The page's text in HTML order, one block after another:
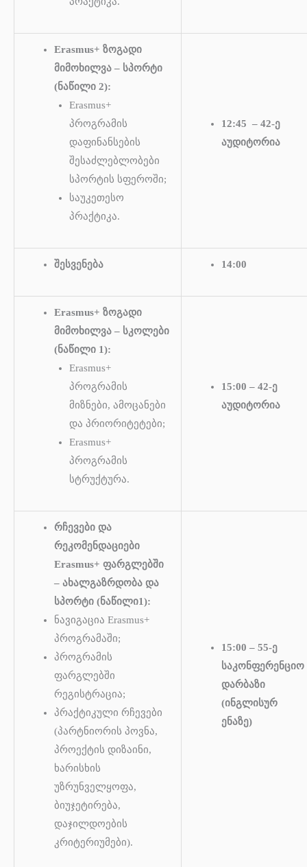
Erasmus+ ზოგადი
მიმოხილვა – სპორტი
(ნაწილი 2):
Erasmus+
პროგრამის
დაფინანსების
შესაძლებლობები
სპორტის სფეროში;
საუკეთესო
პრაქტიკა.
12:45 – 42-ე
აუდიტორია
შესვენება 14:00
Erasmus+ ზოგადი
მიმოხილვა – სკოლები
(ნაწილი 1):
Erasmus+
პროგრამის
მიზნები, ამოცანები
და პრიორიტეტები;
Erasmus+
პროგრამის
სტრუქტურა.
15:00 – 42-ე
აუდიტორია
რჩევები და
რეკომენდაციები
Erasmus+ ფარგლებში
– ახალგაზრდობა და
სპორტი (ნაწილი1):
ნავიგაცია Erasmus+
პროგრამაში;
პროგრამის
ფარგლებში
რეგისტრაცია;
პრაქტიკული რჩევები
(პარტნიორის პოვნა,
პროექტის დიზაინი,
ხარისხის
უზრუნველყოფა,
ბიუჯეტირება,
დაჯილდოების
კრიტერიუმები).
15:00 – 55-ე
საკონფერენციო
დარბაზი
(ინგლისურ
ენაზე)